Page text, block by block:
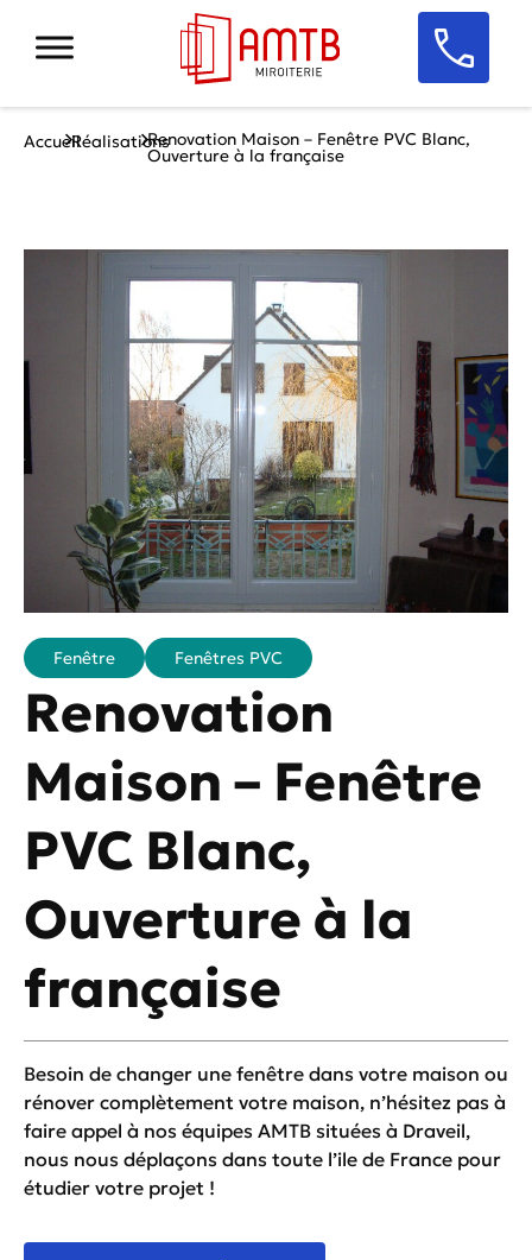
AccueilRéalisationsRenovation Maison – Fenêtre PVC Blanc,
Ouverture à la française
Fenêtre Fenêtres PVC
Renovation
Maison – Fenêtre
PVC Blanc,
Ouverture à la
française
Besoin de changer une fenêtre dans votre maison ou
rénover complètement votre maison, n’hésitez pas à
faire appel à nos équipes AMTB situées à Draveil,
nous nous déplaçons dans toute l’ile de France pour
étudier votre projet !